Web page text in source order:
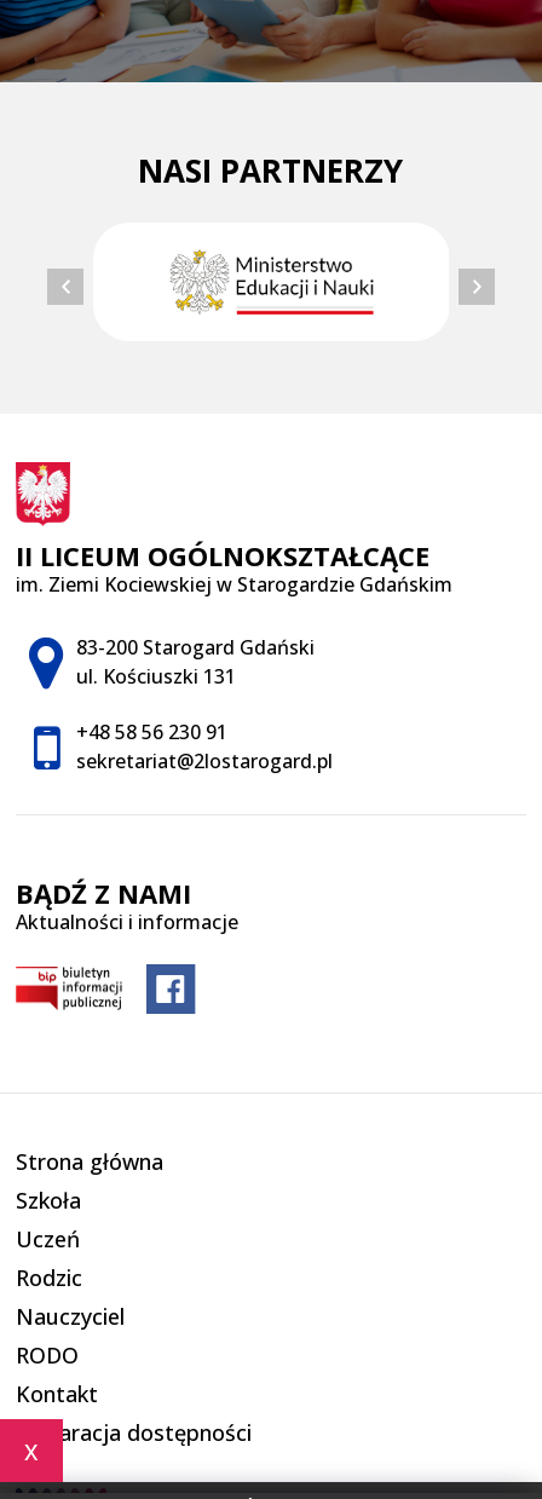
x
NASI PARTNERZY
II LICEUM OGÓLNOKSZTAŁCĄCE
im. Ziemi Kociewskiej w Starogardzie Gdańskim
Adres pocztowy:
83-200 Starogard Gdański
ul. Kościuszki 131
+48 58 56 230 91
sekretariat@2lostarogard.pl
BĄDŹ Z NAMI
Aktualności i informacje
Strona główna
Szkoła
Uczeń
Rodzic
Nauczyciel
RODO
Kontakt
Deklaracja dostępności